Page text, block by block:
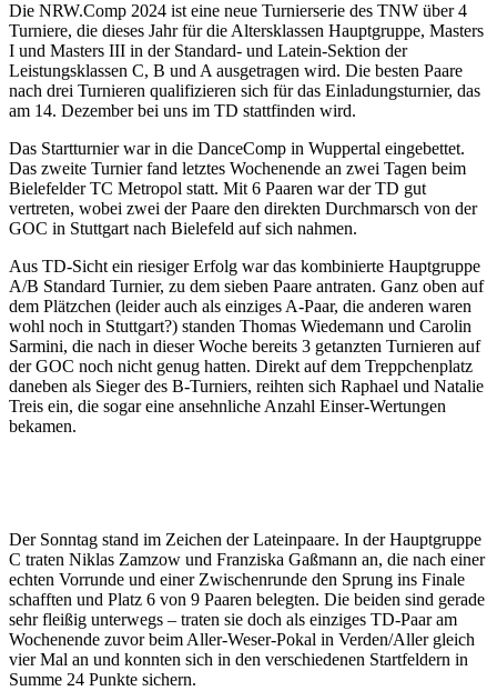
Die NRW.Comp 2024 ist eine neue Turnierserie des TNW über 4
Turniere, die dieses Jahr für die Altersklassen Hauptgruppe, Masters
I und Masters III in der Standard- und Latein-Sektion der
Leistungsklassen C, B und A ausgetragen wird. Die besten Paare
nach drei Turnieren qualifizieren sich für das Einladungsturnier, das
am 14. Dezember bei uns im TD stattfinden wird.
Das Startturnier war in die DanceComp in Wuppertal eingebettet.
Das zweite Turnier fand letztes Wochenende an zwei Tagen beim
Bielefelder TC Metropol statt. Mit 6 Paaren war der TD gut
vertreten, wobei zwei der Paare den direkten Durchmarsch von der
GOC in Stuttgart nach Bielefeld auf sich nahmen.
Aus TD-Sicht ein riesiger Erfolg war das kombinierte Hauptgruppe
A/B Standard Turnier, zu dem sieben Paare antraten. Ganz oben auf
dem Plätzchen (leider auch als einziges A-Paar, die anderen waren
wohl noch in Stuttgart?) standen Thomas Wiedemann und Carolin
Sarmini, die nach in dieser Woche bereits 3 getanzten Turnieren auf
der GOC noch nicht genug hatten. Direkt auf dem Treppchenplatz
daneben als Sieger des B-Turniers, reihten sich Raphael und Natalie
Treis ein, die sogar eine ansehnliche Anzahl Einser-Wertungen
bekamen.
Der Sonntag stand im Zeichen der Lateinpaare. In der Hauptgruppe
C traten Niklas Zamzow und Franziska Gaßmann an, die nach einer
echten Vorrunde und einer Zwischenrunde den Sprung ins Finale
schafften und Platz 6 von 9 Paaren belegten. Die beiden sind gerade
sehr fleißig unterwegs – traten sie doch als einziges TD-Paar am
Wochenende zuvor beim Aller-Weser-Pokal in Verden/Aller gleich
vier Mal an und konnten sich in den verschiedenen Startfeldern in
Summe 24 Punkte sichern.